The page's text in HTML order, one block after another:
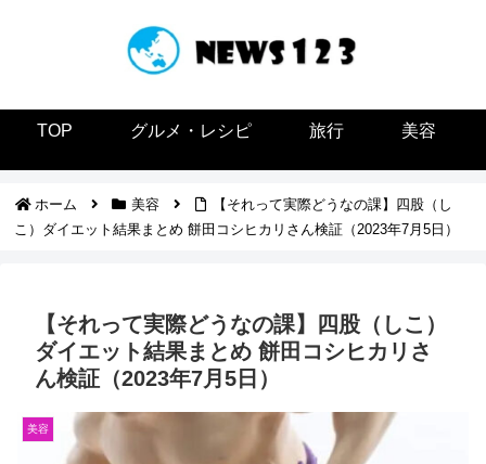
TOP グルメ・レシピ 旅行 美容
ホーム 美容
【それって実際どうなの課】四股（し
こ）ダイエット結果まとめ 餅田コシヒカリさん検証（2023年7月5日）
【それって実際どうなの課】四股（しこ）
ダイエット結果まとめ 餅田コシヒカリさ
ん検証（2023年7月5日）
美容